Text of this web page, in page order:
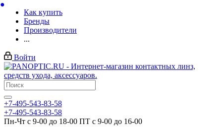
Как купить
Бренды
Производители
...
Войти
+7-495-543-83-58
+7-495-543-83-58
Пн-Чт с 9-00 до 18-00 ПТ с 9-00 до 16-00